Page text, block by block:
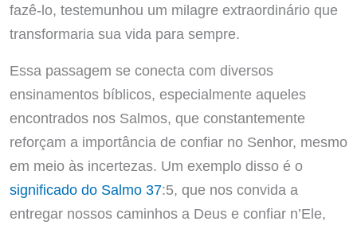
fazê-lo, testemunhou um milagre extraordinário que
transformaria sua vida para sempre.
Essa passagem se conecta com diversos
ensinamentos bíblicos, especialmente aqueles
encontrados nos Salmos, que constantemente
reforçam a importância de confiar no Senhor, mesmo
em meio às incertezas. Um exemplo disso é o
significado do Salmo 37:5, que nos convida a
entregar nossos caminhos a Deus e confiar n’Ele,